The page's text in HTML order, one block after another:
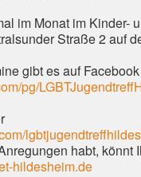
im Monat im Kinder-
Straße 2 auf
gibt es auf
pg/
habt, könnt
hildesheim.de